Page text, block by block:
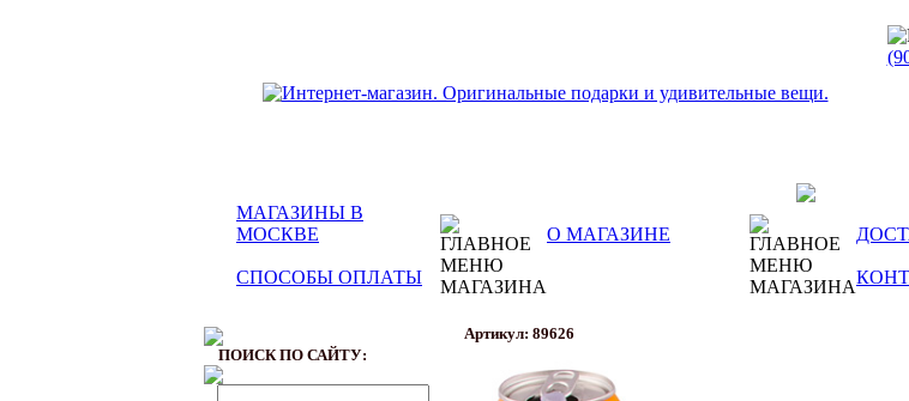
МАГАЗИНЫ В
МОСКВЕ
О МАГАЗИНЕ
СПОСОБЫ ОПЛАТЫ
ПОИСК ПО САЙТУ:
Артикул: 89626